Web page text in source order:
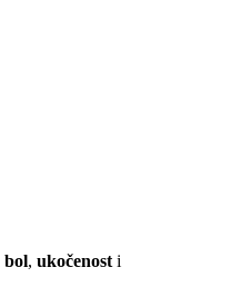
bol, ukočenost i